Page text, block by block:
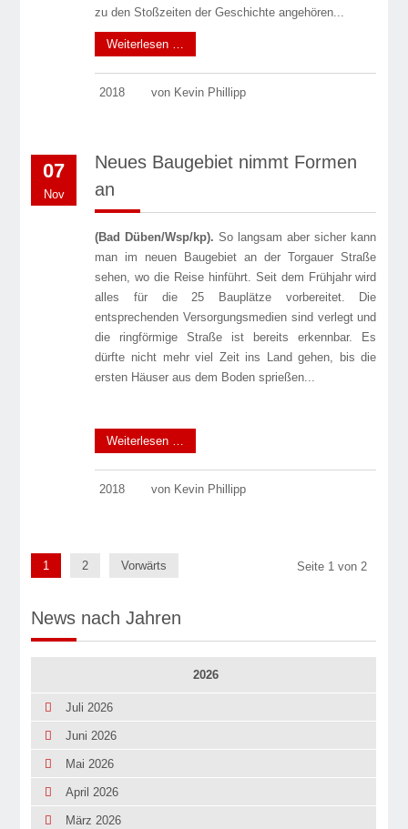
zu den Stoßzeiten der Geschichte angehören...
Weiterlesen …
2018 von Kevin Phillipp
07
Nov
Neues Baugebiet nimmt Formen
an
(Bad Düben/Wsp/kp). So langsam aber sicher kann
man im neuen Baugebiet an der Torgauer Straße
sehen, wo die Reise hinführt. Seit dem Frühjahr wird
alles für die 25 Bauplätze vorbereitet. Die
entsprechenden Versorgungsmedien sind verlegt und
die ringförmige Straße ist bereits erkennbar. Es
dürfte nicht mehr viel Zeit ins Land gehen, bis die
ersten Häuser aus dem Boden sprießen...
Weiterlesen …
2018 von Kevin Phillipp
Seite 1 von 2
1 2 Vorwärts
News nach Jahren
2026
Juli 2026
Juni 2026
Mai 2026
April 2026
März 2026